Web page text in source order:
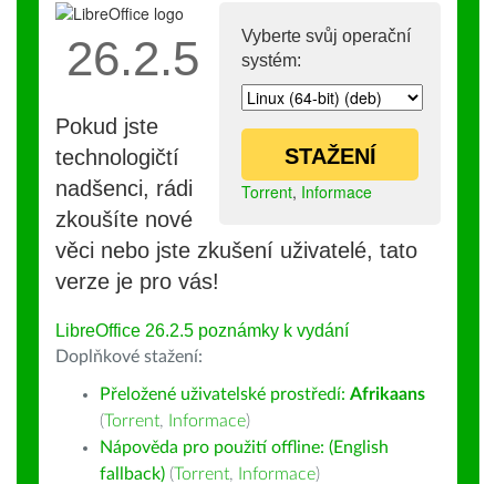
Vyberte svůj operační
systém:
STAŽENÍ
Torrent, Informace
26.2.5
Pokud jste
technologičtí
nadšenci, rádi
zkoušíte nové
věci nebo jste zkušení uživatelé, tato
verze je pro vás!
LibreOffice 26.2.5 poznámky k vydání
Doplňkové stažení:
Přeložené uživatelské prostředí: Afrikaans
(Torrent, Informace)
Nápověda pro použití offline: (English
fallback) (Torrent, Informace)